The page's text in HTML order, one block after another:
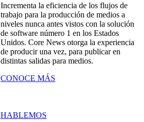
Incrementa la eficiencia de los flujos de
trabajo para la producción de medios a
niveles nunca antes vistos con la solución
de software número 1 en los Estados
Unidos. Core News otorga la experiencia
de producir una vez, para publicar en
distintas salidas para medios.
CONOCE MÁS
HABLEMOS